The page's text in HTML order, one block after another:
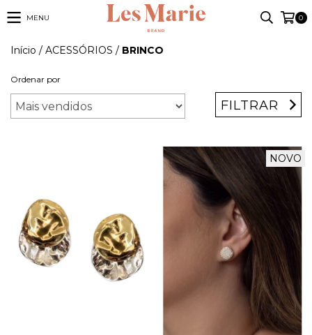
MENU 0
Início / ACESSÓRIOS / BRINCO
Ordenar por
FILTRAR
NOVO